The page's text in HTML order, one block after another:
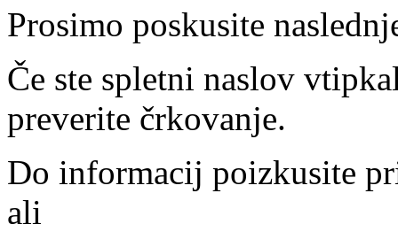
Prosimo poskusite
Če ste spletni naslov
preverite črkovanje.
Do informacij poizkusite
ali